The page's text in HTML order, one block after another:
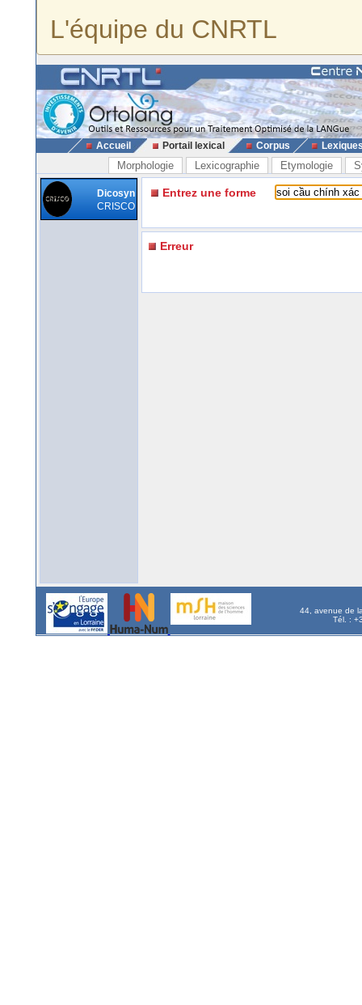
L'équipe du CNRTL
Accueil Portail lexical Corpus
Morphologie Lexicographie Etymologie
Dicosyn
CRISCO
Entrez une forme
Erreur
44, avenue de
Tél. :